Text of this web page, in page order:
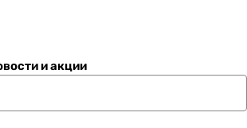
и акции